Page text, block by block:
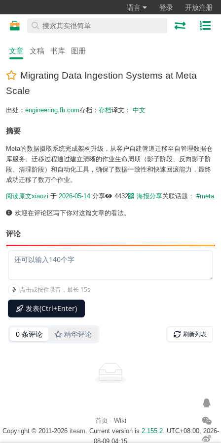
语言 登录 开放注册
文章 文稿 书库 图册
Migrating Data Ingestion Systems at Meta
Scale
出处： engineering.fb.com存档： 存档译文： 中文
摘要
Meta的数据摄取系统完成架构升级，从客户自建管道迁移至自管理数据仓
库服务。迁移过程通过建立清晰的作业生命周期（影子阶段、反向影子阶
段、清理阶段）和自动化工具，确保了数据一致性和快速回滚能力，最终
成功迁移了数万个作业。
阅读原文xiaozi 于 2026-05-14 分享 4432 海报分享关联话题： #meta
欢迎在评论区写下你对这篇文章的看法。
评论
首页- Wiki
Copyright © 2011-2026 iteam. Current version is 2.155.2. UTC+08:00, 2026-
08-09 04:15